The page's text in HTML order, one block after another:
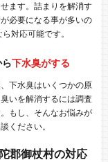
ます。詰まりを解消す
必要になる事が多いの
対応可能です。
ら下水臭がする
下水臭はいくつかの原
いを解消するには調査
もし、そんなお悩みが
ください。
郡御杖村の対応